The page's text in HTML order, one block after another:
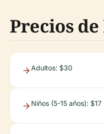
Precios
Adultos: $30
Niños (5-15 años): $17